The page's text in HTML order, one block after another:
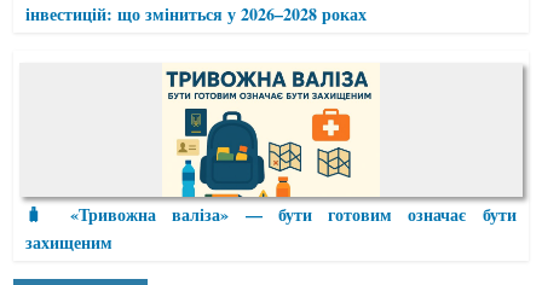
інвестицій: що зміниться у 2026–2028 роках
🧳 «Тривожна валіза» — бути готовим означає бути
захищеним